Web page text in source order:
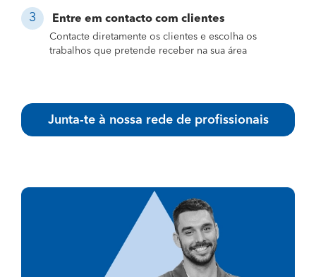
Entre em contacto com clientes
Contacte diretamente os clientes e escolha os
trabalhos que pretende receber na sua área
Junta-te à nossa rede de profissionais